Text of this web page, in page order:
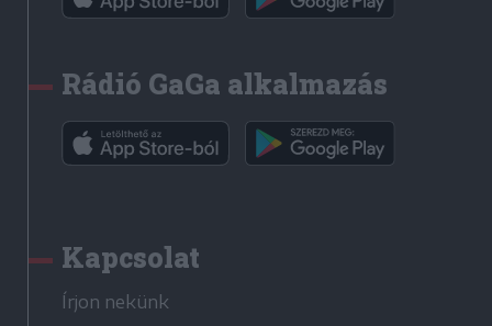
Rádió GaGa alkalmazás
Kapcsolat
Írjon nekünk